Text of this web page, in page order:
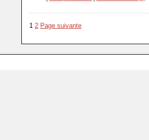
1 2 Page suivante